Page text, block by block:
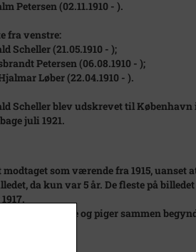
Petersen (02.11.1910 - ).
fra venstre:
Scheller (21.05.1910 - );
Petersen (06.08.1910 - );
Løber (22.04.1910 - ).
Scheller blev udskrevet til København
juli 1921.
modtaget som værende fra 1915, uanset
da kun var 5 år. De fleste på
af drenge og piger sammen